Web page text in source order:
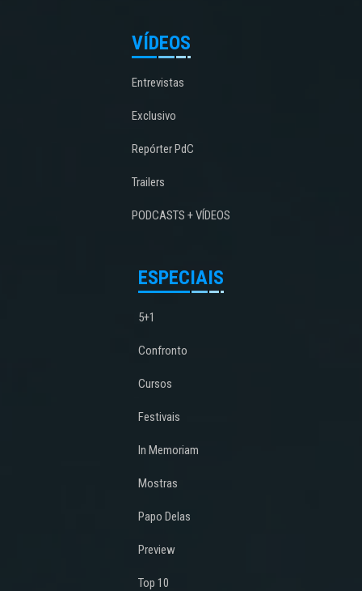
VÍDEOS
Entrevistas
Exclusivo
Repórter PdC
Trailers
PODCASTS + VÍDEOS
ESPECIAIS
5+1
Confronto
Cursos
Festivais
In Memoriam
Mostras
Papo Delas
Preview
Top 10